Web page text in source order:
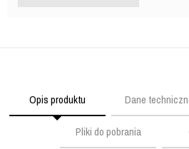
Opis produktu Dane
Pliki do pobrania